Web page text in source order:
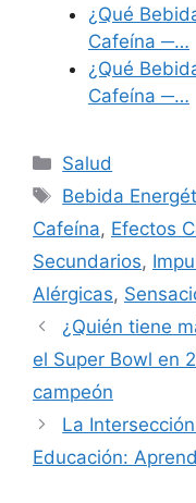
¿Qué
Cafeína ─…
¿Qué
Cafeína ─…
Categories
Salud
Tags
Bebida
Cafeína, Efectos
Secundarios,
Alérgicas,
¿Quién tiene
el Super Bowl en
campeón
La
Educación: